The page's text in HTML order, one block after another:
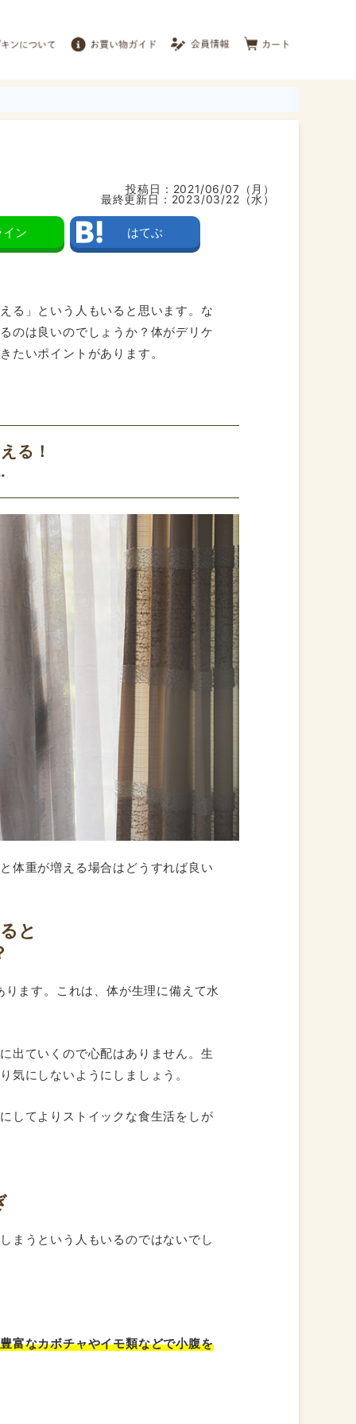
投稿日： 2021/06/07（月）
最終更新日： 2023/03/22（水）
イン はてぶ
る」という人もいると思います。な
のは良いのでしょうか？体がデリケ
たいポイントがあります。
る！
体重が増える場合はどうすれば良い
と
ます。これは、体が生理に備えて水
出ていくので心配はありません。生
気にしないようにしましょう。
してよりストイックな食生活をしが
まうという人もいるのではないでし
富なカボチャやイモ類などで小腹を